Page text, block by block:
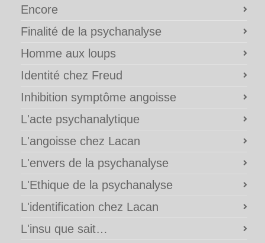
Encore
Finalité de la psychanalyse
Homme aux loups
Identité chez Freud
Inhibition symptôme angoisse
L'acte psychanalytique
L'angoisse chez Lacan
L'envers de la psychanalyse
L'Ethique de la psychanalyse
L'identification chez Lacan
L'insu que sait…